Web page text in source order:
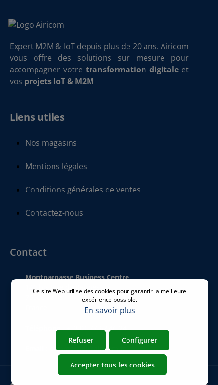
Expert M2M & IoT depuis plus de 20 ans. Airicom
vous offre des solutions sur mesure pour
accompagner votre transformation digitale et
vos projets IoT & M2M
Liens utiles
Nos magasins
Mentions légales
Conditions générales de ventes
Contactez-nous
Contact
Montparnasse Business Centre
140 bis Rue de Rennes
Téléphone:+33 01 77 62 46 24
commercial@airicom.fr
Ce site Web utilise des cookies pour garantir la meilleure
expérience possible.
En savoir plus
Refuser Configurer
Accepter tous les cookies